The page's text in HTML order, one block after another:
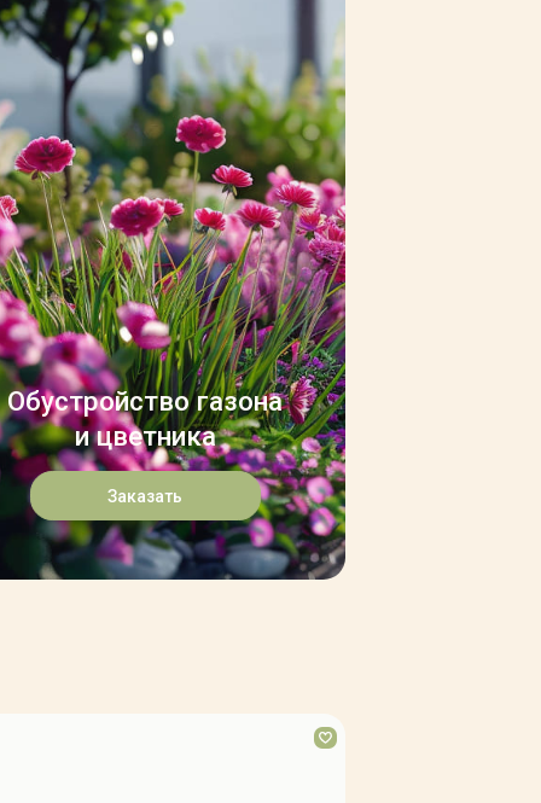
Обустройство газона
и цветника
Заказать